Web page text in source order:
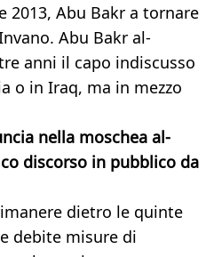
2013, Abu Bakr a tornare
Abu Bakr al-
anni il capo indiscusso
o in Iraq, ma in mezzo
nella moschea al-
discorso in pubblico da
dietro le quinte
debite misure di